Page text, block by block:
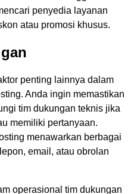
penyedia layanan
atau promosi khusus.
penting lainnya dalam
Anda ingin memastikan
tim dukungan teknis jika
memiliki pertanyaan.
menawarkan berbagai
email, atau obrolan
operasional tim dukungan